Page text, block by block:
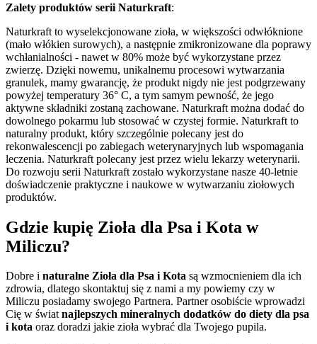
Zalety produktów serii Naturkraft:
Naturkraft to wyselekcjonowane zioła, w większości odwłóknione
(mało włókien surowych), a następnie zmikronizowane dla poprawy
wchłanialności - nawet w 80% może być wykorzystane przez
zwierzę. Dzięki nowemu, unikalnemu procesowi wytwarzania
granulek, mamy gwarancję, że produkt nigdy nie jest podgrzewany
powyżej temperatury 36° C, a tym samym pewność, że jego
aktywne składniki zostaną zachowane. Naturkraft można dodać do
dowolnego pokarmu lub stosować w czystej formie. Naturkraft to
naturalny produkt, który szczególnie polecany jest do
rekonwalescencji po zabiegach weterynaryjnych lub wspomagania
leczenia. Naturkraft polecany jest przez wielu lekarzy weterynarii.
Do rozwoju serii Naturkraft zostało wykorzystane nasze 40-letnie
doświadczenie praktyczne i naukowe w wytwarzaniu ziołowych
produktów.
Gdzie kupię Zioła dla Psa i Kota w
Miliczu?
Dobre i naturalne Zioła dla Psa i Kota są wzmocnieniem dla ich
zdrowia, dlatego skontaktuj się z nami a my powiemy czy w
Miliczu posiadamy swojego Partnera. Partner osobiście wprowadzi
Cię w światnajlepszych mineralnych dodatków do diety dla psa
i kota oraz doradzi jakie zioła wybrać dla Twojego pupila.